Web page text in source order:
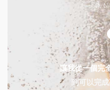
By
讓我從一個完
到可以完